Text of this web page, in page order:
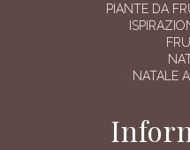
PIANTE DA
NATALE